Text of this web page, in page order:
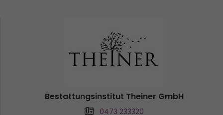
Bestattungsinstitut Theiner GmbH
0473 233320